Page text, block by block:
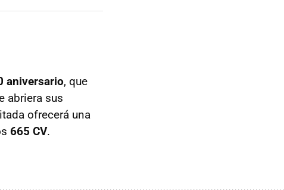
aniversario, que
abriera sus
ofrecerá una
665 CV.